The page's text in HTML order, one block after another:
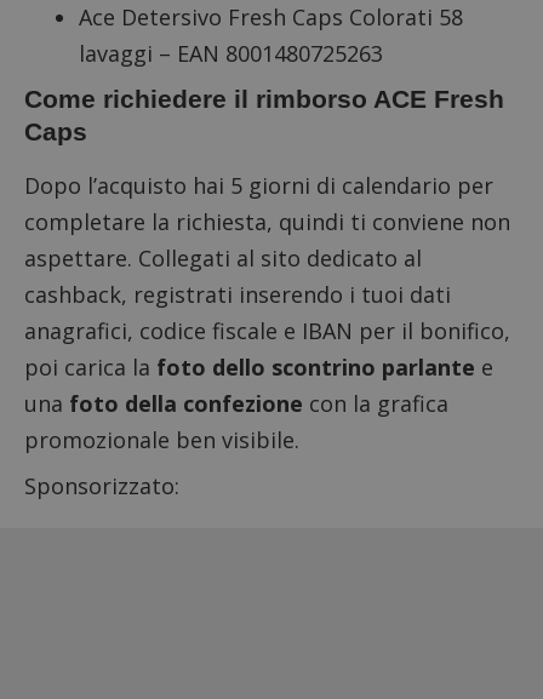
Ace Detersivo Fresh Caps Colorati 58
lavaggi – EAN 8001480725263
Come richiedere il rimborso ACE Fresh
Caps
Dopo l’acquisto hai 5 giorni di calendario per
completare la richiesta, quindi ti conviene non
aspettare. Collegati al sito dedicato al
cashback, registrati inserendo i tuoi dati
anagrafici, codice fiscale e IBAN per il bonifico,
poi carica la foto dello scontrino parlante e
una foto della confezione con la grafica
promozionale ben visibile.
Sponsorizzato: